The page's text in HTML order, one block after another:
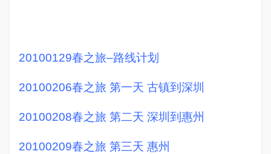
20100129春之旅–路线计划
20100206春之旅 第一天 古镇到深圳
20100208春之旅 第二天 深圳到惠州
20100209春之旅 第三天 惠州